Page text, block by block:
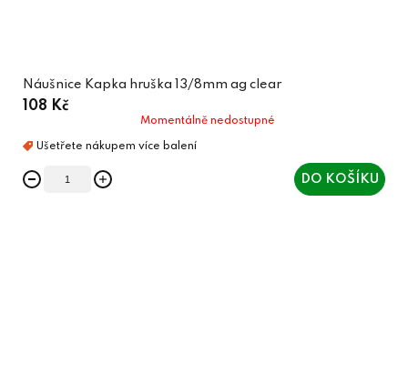
Náušnice Kapka hruška 13/8mm ag clear
108 Kč
Momentálně nedostupné
DO KOŠÍKU